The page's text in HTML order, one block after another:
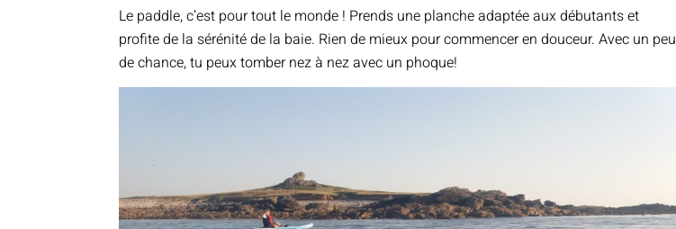
Le paddle, c’est pour tout le monde ! Prends une planche adaptée aux débutants et
profite de la sérénité de la baie. Rien de mieux pour commencer en douceur. Avec un peu
de chance, tu peux tomber nez à nez avec un phoque!